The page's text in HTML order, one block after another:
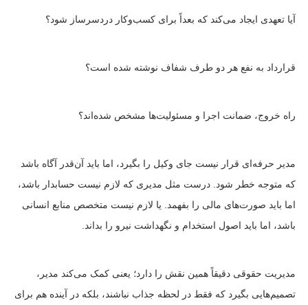
آیا تعهدی ایجاد می‌کند که بعداً برای کسب‌وکار دردسرساز شود؟
قرارداد به نفع هر دو طرف شفاف نوشته شده است؟
راه خروج، ضمانت اجرا و مسئولیت‌ها مشخص شده‌اند؟
مدیر حرفه‌ای قرار نیست جای وکیل را بگیرد، اما باید آن‌قدر آگاه باشد
که متوجه خطر شود. درست مثل مدیری که لازم نیست حسابدار باشد،
اما باید صورت‌های مالی را بفهمد. یا لازم نیست متخصص منابع انسانی
باشد، اما باید اصول استخدام و نگهداشت نیرو را بداند.
مدیریت حقوقی دقیقاً همین نقش را دارد؛ یعنی کمک می‌کند مدیر،
تصمیم‌هایی بگیرد که فقط در لحظه جذاب نباشند، بلکه در آینده هم برای